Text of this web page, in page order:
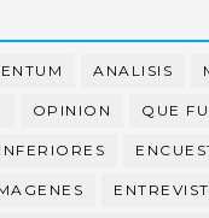
ANALISIS
OPINION QUE